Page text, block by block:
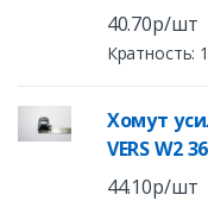
40.70р/шт
Кратность:
Хомут
VERS W2
44.10р/шт